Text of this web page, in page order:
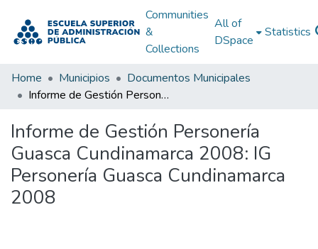
Communities
&
Collections
All of
DSpace
Statistics
Home Municipios
Documentos Municipales
Informe de Gestión Personería Guasca Cundinamarca 2008: IG Personería Guasca Cundinamarca 2008
Informe de Gestión Personería
Guasca Cundinamarca 2008: IG
Personería Guasca Cundinamarca
2008